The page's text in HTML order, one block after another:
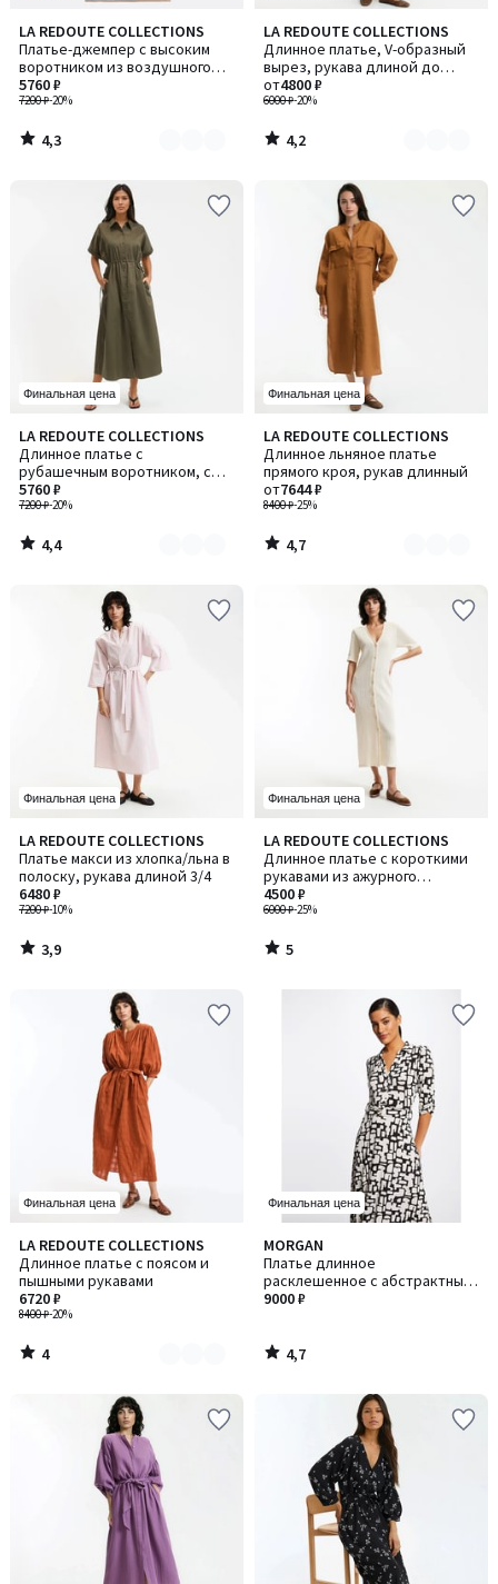
LA REDOUTE COLLECTIONS
Платье-джемпер с высоким
воротником из воздушного
трикотажа
7200 ₽-20%
5760 ₽
4,3
/ 5
Количество
цветов:
2
4,3
/
LA REDOUTE COLLECTIONS
Длинное платье, V-образный
вырез, рукава длиной до
локтя
6000 ₽-20%
от4800 ₽
4,2
/ 5
Количество
цветов:
2
4,2
/
Финальная цена
LA REDOUTE COLLECTIONS
Длинное платье с
рубашечным воротником, с
кулиской по талии
7200 ₽-20%
5760 ₽
4,4
/ 5
Количество
цветов:
2
4,4
/
Финальная цена
LA REDOUTE COLLECTIONS
Длинное льняное платье
прямого кроя, рукав длинный
8400 ₽-25%
от7644 ₽
4,7
/ 5
Количество
цветов:
3
4,7
/
Финальная цена
LA REDOUTE COLLECTIONS
Платье макси из хлопка/льна в
полоску, рукава длиной 3/4
7200 ₽-10%
6480 ₽
3,9
/ 5
3,9
/
Финальная цена
LA REDOUTE COLLECTIONS
Длинное платье с короткими
рукавами из ажурного
трикотажа
6000 ₽-25%
4500 ₽
5
/
5
5
/
Финальная цена
LA REDOUTE COLLECTIONS
Длинное платье с поясом и
пышными рукавами
8400 ₽-20%
6720 ₽
4
/
5
Количество
цветов:
2
4
/
Финальная цена
MORGAN
Платье длинное
расклешенное с абстрактным
принтом
9000 ₽
4,7
/ 5
4,7
/